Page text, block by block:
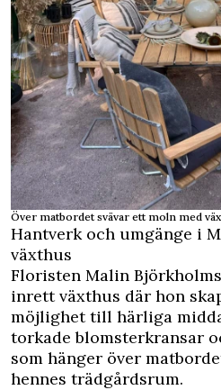
Över matbordet svävar ett moln med
Hantverk och umgänge i
växthus
Floristen Malin
inrett växthus där hon
möjlighet till härliga
torkade blomsterkransar
som hänger över
hennes trädgårdsrum.